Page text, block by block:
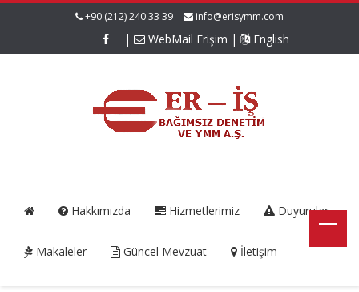
+90 (212) 240 33 39 info@erisymm.com
| WebMail Erişim | English
Hakkımızda Hizmetlerimiz Duyurular
Makaleler Güncel Mevzuat İletişim